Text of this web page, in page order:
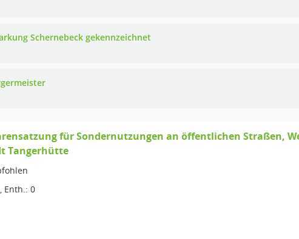
Schernebeck gekennzeichnet
für Sondernutzungen an öffentlichen Straßen,
Tangerhütte
Enth.: 0